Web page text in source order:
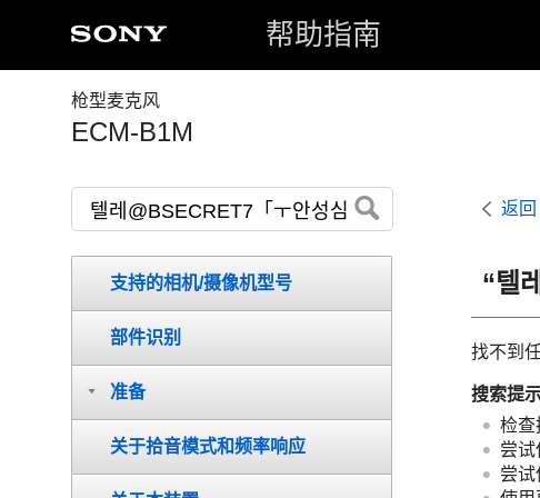
帮助指南
枪型麦克风
ECM-B1M
返回
“텔
找不到
搜索提示
检查
尝试
尝试
支持的相机/摄像机型号
部件识别
准备
关于拾音模式和频率响应